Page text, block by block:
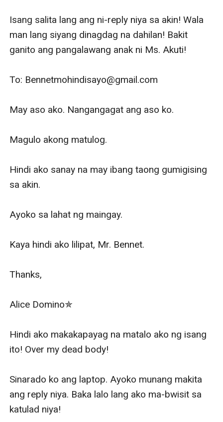
Isang salita lang ang ni-reply niya sa akin! Wala
man lang siyang dinagdag na dahilan! Bakit
ganito ang pangalawang anak ni Ms. Akuti!
To: Bennetmohindisayo@gmail.com
May aso ako. Nangangagat ang aso ko.
Magulo akong matulog.
Hindi ako sanay na may ibang taong gumigising
sa akin.
Ayoko sa lahat ng maingay.
Kaya hindi ako lilipat, Mr. Bennet.
Thanks,
Alice Domino✯
Hindi ako makakapayag na matalo ako ng isang
ito! Over my dead body!
Sinarado ko ang laptop. Ayoko munang makita
ang reply niya. Baka lalo lang ako ma-bwisit sa
katulad niya!